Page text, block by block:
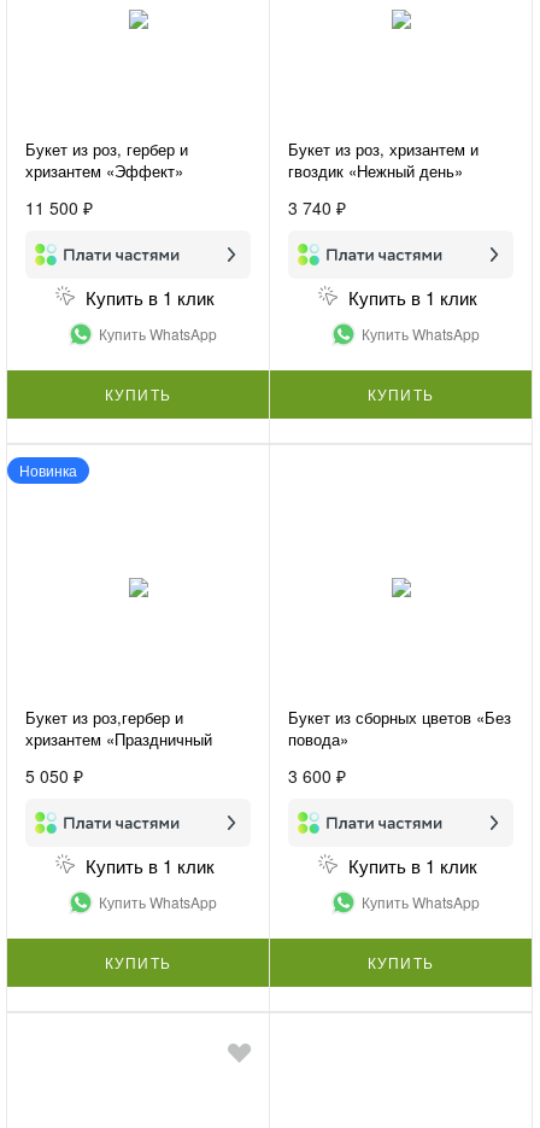
Букет из роз, гербер и
хризантем «Эффект»
11 500 ₽
Купить в 1 клик
Купить WhatsApp
КУПИТЬ
Букет из роз, хризантем и
гвоздик «Нежный день»
3 740 ₽
Купить в 1 клик
Купить WhatsApp
КУПИТЬ
Новинка
Букет из роз,гербер и
хризантем «Праздничный
5 050 ₽
Купить в 1 клик
Купить WhatsApp
КУПИТЬ
Букет из сборных цветов «Без
повода»
3 600 ₽
Купить в 1 клик
Купить WhatsApp
КУПИТЬ